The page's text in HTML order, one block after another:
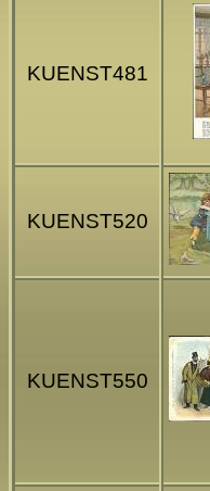
KUENST481
KUENST520
KUENST550